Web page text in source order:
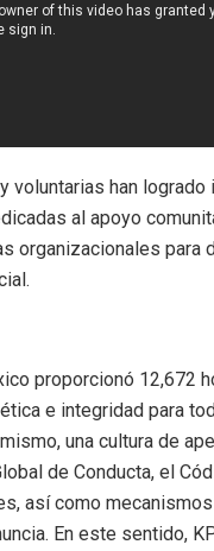
voluntarias han logrado
al apoyo
organizacionales para
proporcionó 12,672
e integridad para
una cultura de
de Conducta, el
así como
En este sentido,